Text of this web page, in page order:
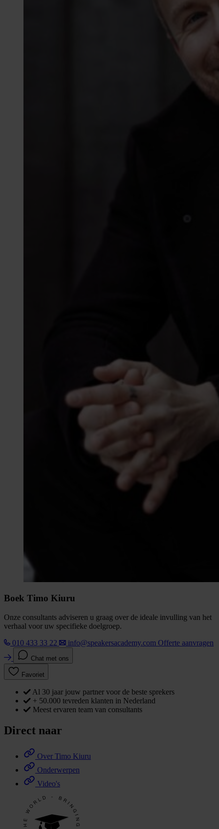
Boek Timo Kiuru
Onze consultants adviseren u graag over de ideale invulling van het
verhaal voor uw specifieke doelgroep.
010 433 33 22
info@speakersacademy.com Offerte aanvragen
Chat met ons
Favoriet
Al 30 jaar jouw partner voor de beste sprekers
+ 50.000 tevreden klanten in Nederland
Meest ervaren team van consultants
Direct naar
Over Timo Kiuru
Onderwerpen
Video's